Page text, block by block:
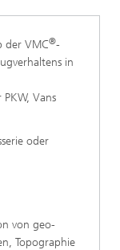
der VMC®-
in
Vans
oder
von geo-
Topographie